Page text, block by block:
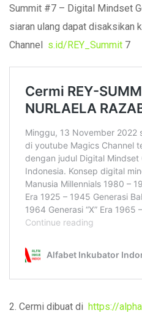
Summit #7 – Digital Mindset
siaran ulang dapat disaksikan
Channel s.id/REY_Summit 7
2. Cermi dibuat di https://